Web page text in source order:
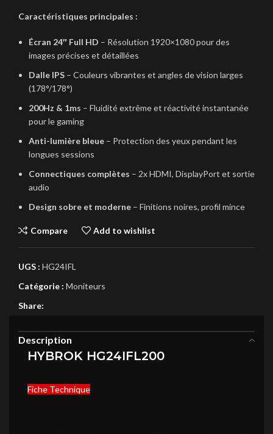
Caractéristiques principales :
Écran 24″ Full HD – Résolution 1920×1080 pour des
images précises et détaillées
Dalle IPS – Couleurs vibrantes et angles de vision larges
(178°/178°)
200Hz & 1ms – Fluidité extrême et réactivité instantanée
pour le gaming
Anti-lumière bleue – Protection des yeux pendant les
longues sessions
Connectiques complètes – 2x HDMI, DisplayPort et sortie
audio
Design sobre et moderne – Finitions noires, profil mince
Compare Add to wishlist
UGS : HG24IFL
Catégorie : Moniteurs
Share:
Description
HYBROK HG24IFL200
Fiche Technique